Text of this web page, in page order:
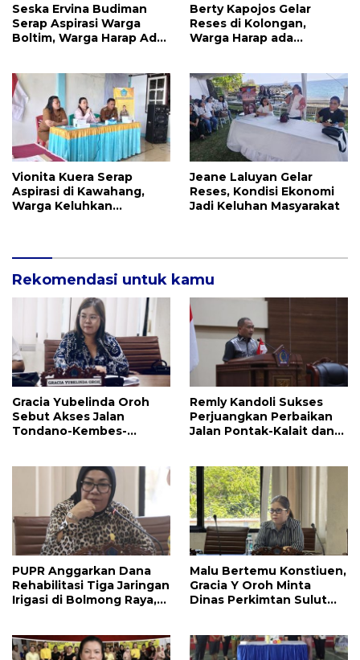
Seska Ervina Budiman
Serap Aspirasi Warga
Boltim, Warga Harap Ada
Berty Kapojos Gelar
Reses di Kolongan,
Warga Harap ada
Vionita Kuera Serap
Aspirasi di Kawahang,
Warga Keluhkan
Jeane Laluyan Gelar
Reses, Kondisi Ekonomi
Jadi Keluhan Masyarakat
Rekomendasi untuk kamu
Gracia Yubelinda Oroh
Sebut Akses Jalan
Tondano-Kembes-
Remly Kandoli Sukses
Perjuangkan Perbaikan
Jalan Pontak-Kalait dan
PUPR Anggarkan Dana
Rehabilitasi Tiga Jaringan
Irigasi di Bolmong Raya,
Malu Bertemu Konstiuen,
Gracia Y Oroh Minta
Dinas Perkimtan Sulut
Jalan di Tandengan I